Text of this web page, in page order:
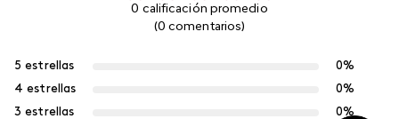
0 calificación promedio
(0 comentarios)
5 estrellas
0%
4 estrellas
0%
3 estrellas
0%